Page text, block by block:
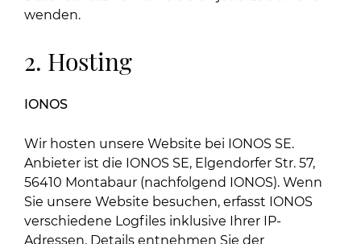
wenden.
2. Hosting
IONOS
Wir hosten unsere Website bei IONOS SE.
Anbieter ist die IONOS SE, Elgendorfer Str. 57,
56410 Montabaur (nachfolgend IONOS). Wenn
Sie unsere Website besuchen, erfasst IONOS
verschiedene Logfiles inklusive Ihrer IP-
Adressen. Details entnehmen Sie der